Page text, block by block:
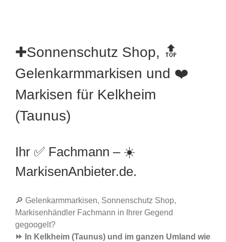
✚Sonnenschutz Shop, 🔝
Gelenkarmmarkisen und ❤️
Markisen für Kelkheim
(Taunus)
Ihr ✅ Fachmann – ☀️
MarkisenAnbieter.de.
🔎 Gelenkarmmarkisen, Sonnenschutz Shop,
Markisenhändler Fachmann in Ihrer Gegend
gegoogelt?
⏩ In Kelkheim (Taunus) und im ganzen Umland wie